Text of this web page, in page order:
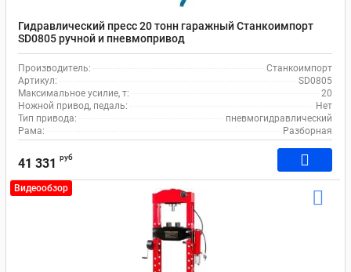
Гидравлический пресс 20 тонн гаражный Станкоимпорт
SD0805 ручной и пневмопривод
Производитель:
Станкоимпорт
Артикул:
SD0805
Максимальное усилие, т:
20
Ножной привод, педаль:
Нет
Тип привода:
пневмогидравлический
Рама:
Разборная
41 331 руб
Видеообзор